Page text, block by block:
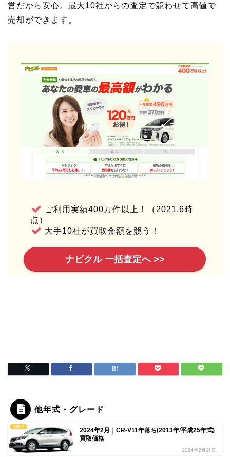
営だから安心。最大10社からの査定で競わせて高値で
売却ができます。
ご利用実績400万件以上！（2021.6時
点）
大手10社が買取金額を競う！
ナビクル 一括査定へ >>
他年式・グレード
CR-V
2024年2月｜CR-V11年落ち(2013年/平成25年式)
買取価格
2024年2月21日